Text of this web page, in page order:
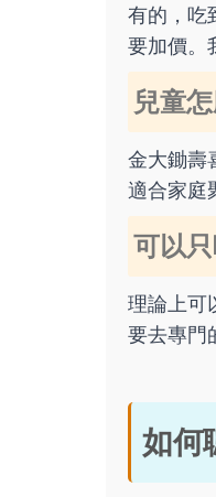
有的，吃
要加價。
兒童
金大鋤壽
適合家庭
可以
理論上可
要去專門
如何